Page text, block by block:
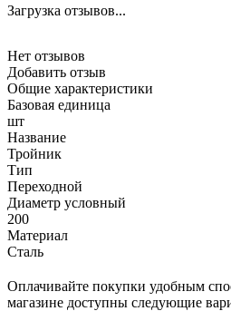
Загрузка отзывов...
Нет отзывов
Добавить отзыв
Общие характеристики
Базовая единица
шт
Название
Тройник
Тип
Переходной
Диаметр условный
200
Материал
Сталь
Оплачивайте покупки удобным
магазине доступны следующие